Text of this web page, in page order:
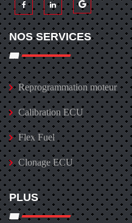
NOS SERVICES
Reprogrammation moteur
Calibration ECU
Flex Fuel
Clonage ECU
PLUS